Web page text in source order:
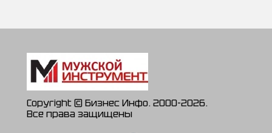
Copyright © Бизнес Инфо. 2000-2026.
Все права защищены